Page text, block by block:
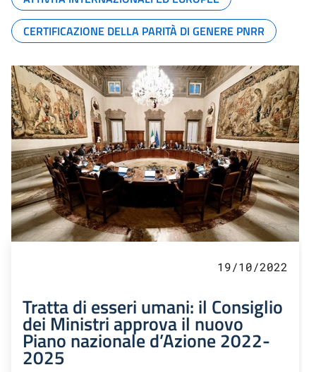
CERTIFICAZIONE DELLA PARITÀ DI GENERE PNRR
19/10/2022
Tratta di esseri umani: il Consiglio
dei Ministri approva il nuovo
Piano nazionale d’Azione 2022-
2025